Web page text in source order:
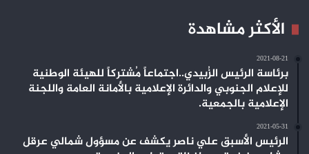
الأكثر مشاهدة
2021-08-21
برئاسة الرئيس الزُبيدي..اجتماعاً مُشتركاً للهيئة الوطنية
للإعلام الجنوبي والدائرة الإعلامية بالأمانة العامة واللجنة
الإعلامية بالجمعية.
2021-05-31
الرئيس الأسبق علي ناصر يكشف عن مسؤول شمالي عرقل